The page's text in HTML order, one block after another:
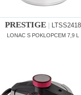
PRESTIGE| LTSS2418
LONAC S POKLOPCEM 7,9 L